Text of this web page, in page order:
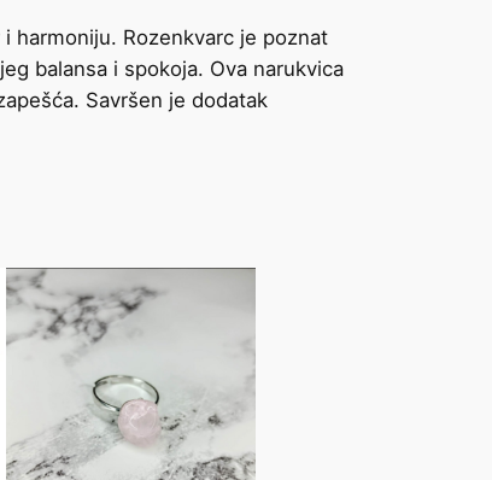
harmoniju. Rozenkvarc je poznat
balansa i spokoja. Ova narukvica
Savršen je dodatak